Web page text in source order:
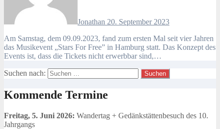
Jonathan 20. September 2023
Am Samstag, dem 09.09.2023, fand zum ersten Mal seit vier Jahren
das Musikevent „Stars For Free” in Hamburg statt. Das Konzept des
Events ist, dass die Tickets nicht erwerbbar sind,…
Suchen nach:
Kommende Termine
Freitag, 5. Juni 2026: Wandertag + Gedänkstättenbesuch des 10.
Jahrgangs